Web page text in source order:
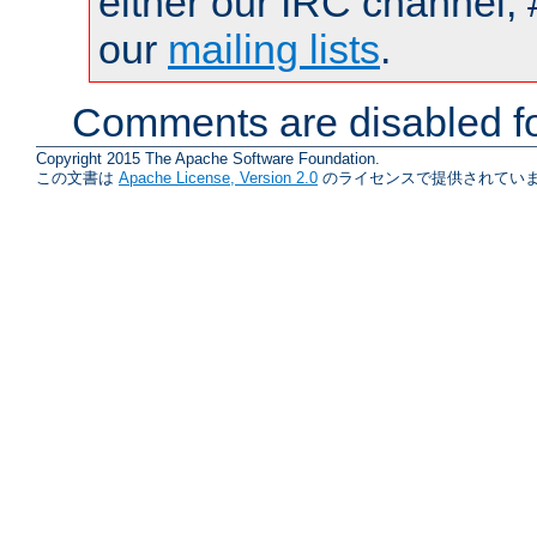
our mailing lists.
Comments are disabled
Copyright 2015 The Apache Software Foundation.
この文書は Apache License, Version 2.0 のライセンスで提供されてい